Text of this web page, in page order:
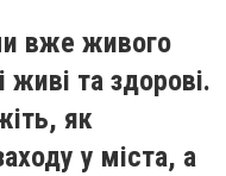
вже живого
живі та здорові.
як
у міста, а